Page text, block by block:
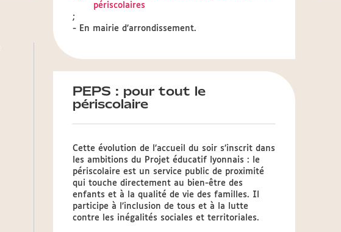
périscolaires
;
- En mairie d’arrondissement.
PEPS : pour tout le
périscolaire
Cette évolution de l’accueil du soir s’inscrit dans
les ambitions du Projet éducatif lyonnais : le
périscolaire est un service public de proximité
qui touche directement au bien-être des
enfants et à la qualité de vie des familles. Il
participe à l’inclusion de tous et à la lutte
contre les inégalités sociales et territoriales.